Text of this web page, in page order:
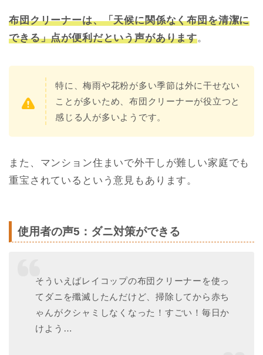
布団クリーナーは、「天候に関係なく布団を清潔に
できる」点が便利だという声があります。
特に、梅雨や花粉が多い季節は外に干せない
ことが多いため、布団クリーナーが役立つと
感じる人が多いようです。
また、マンション住まいで外干しが難しい家庭でも
重宝されているという意見もあります。
使用者の声5：ダニ対策ができる
そういえばレイコップの布団クリーナーを使っ
てダニを殲滅したんだけど、掃除してから赤ち
ゃんがクシャミしなくなった！すごい！毎日か
けよう…